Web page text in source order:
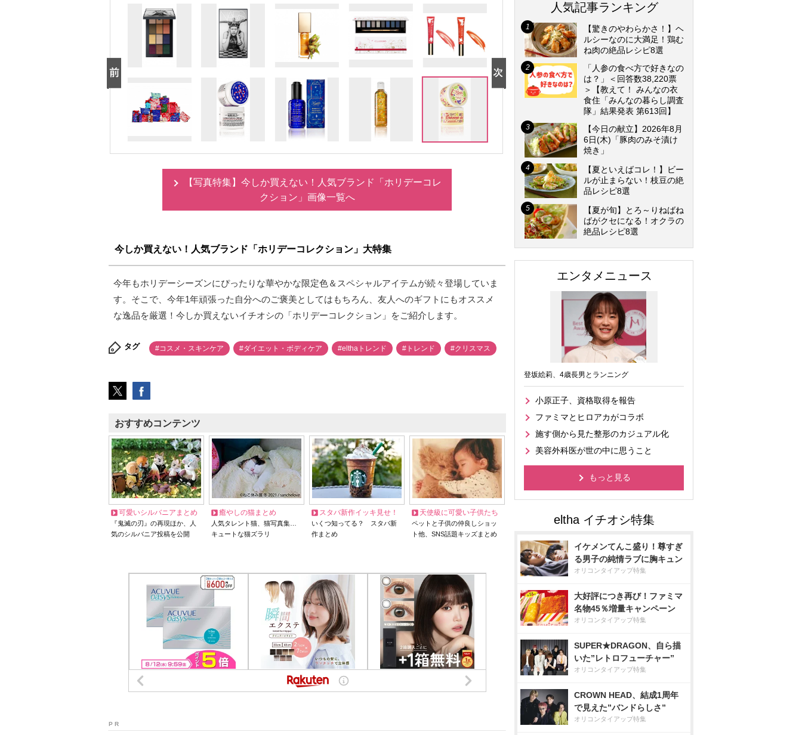
【写真特集】今しか買えない！人気ブランド「ホリデーコレ
クション」画像一覧へ
今しか買えない！人気ブランド「ホリデーコレクション」大特集
今年もホリデーシーズンにぴったりな華やかな限定色＆スペシャルアイテムが続々登場していま
す。そこで、今年1年頑張った自分へのご褒美としてはもちろん、友人へのギフトにもオススメ
な逸品を厳選！今しか買えないイチオシの「ホリデーコレクション」をご紹介します。
タグ #コスメ・スキンケア #ダイエット・ボディケア #elthaトレンド #トレンド #クリスマス
おすすめコンテンツ
可愛いシルバニアまとめ
『鬼滅の刃』の再現ほか、人
気のシルバニア投稿を公開
癒やしの猫まとめ
人気タレント猫、猫写真集…
キュートな猫ズラリ
スタバ新作イッキ見せ！
いくつ知ってる？ スタバ新
作まとめ
天使級に可愛い子供たち
ペットと子供の仲良しショッ
ト他、SNS話題キッズまとめ
P R
人気記事ランキング
【驚きのやわらかさ！】ヘ
ルシーなのに大満足！鶏む
ね肉の絶品レシピ8選
「人参の食べ方で好きなの
は？」＜回答数38,220票
＞【教えて！ みんなの衣
食住「みんなの暮らし調査
隊」結果発表 第613回】
【今日の献立】2026年8月
6日(木)「豚肉のみそ漬け
焼き」
【夏といえばコレ！】ビー
ルが止まらない！枝豆の絶
品レシピ8選
【夏が旬】とろ～りねばね
ばがクセになる！オクラの
絶品レシピ8選
エンタメニュース
登坂絵莉、4歳長男とランニング
小原正子、資格取得を報告
ファミマとヒロアカがコラボ
施す側から見た整形のカジュアル化
美容外科医が世の中に思うこと
もっと見る
イケメンてんこ盛り！尊すぎ
る男子の純情ラブに胸キュン
オリコンタイアップ特集
大好評につき再び！ファミマ
名物45％増量キャンペーン
オリコンタイアップ特集
SUPER★DRAGON、自ら描
いた”レトロフューチャー”
オリコンタイアップ特集
CROWN HEAD、結成1周年
で見えた”バンドらしさ”
オリコンタイアップ特集